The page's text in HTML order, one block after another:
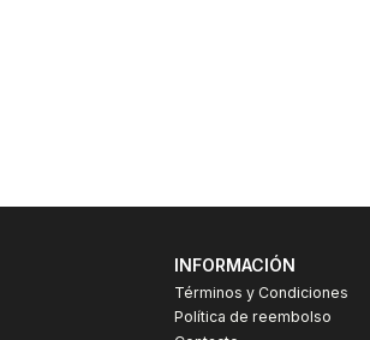
INFORMACIÓN
Términos y Condiciones
Política de reembolso